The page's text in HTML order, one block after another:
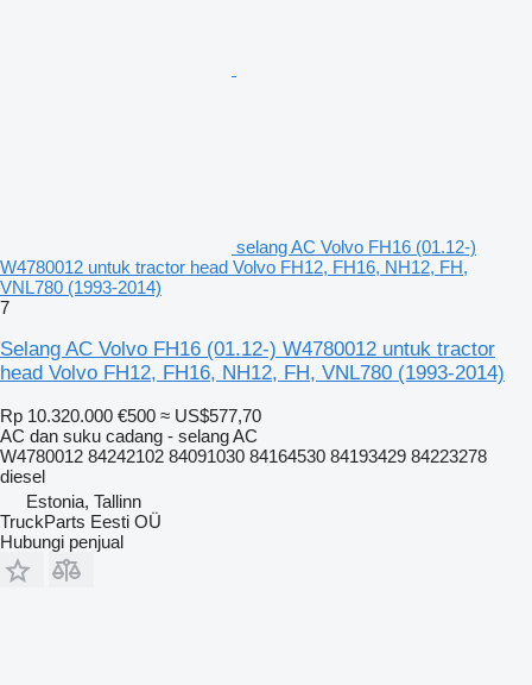
selang AC Volvo FH16 (01.12-)
W4780012 untuk tractor head Volvo FH12, FH16, NH12, FH,
VNL780 (1993-2014)
7
Selang AC Volvo FH16 (01.12-) W4780012 untuk tractor
head Volvo FH12, FH16, NH12, FH, VNL780 (1993-2014)
Rp 10.320.000 €500 ≈ US$577,70
AC dan suku cadang - selang AC
W4780012 84242102 84091030 84164530 84193429 84223278
diesel
Estonia, Tallinn
TruckParts Eesti OÜ
Hubungi penjual